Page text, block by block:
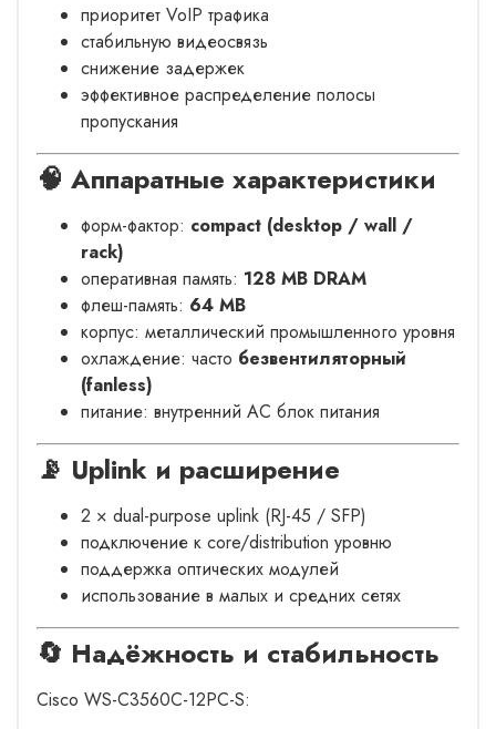
приоритет VoIP трафика
стабильную видеосвязь
снижение задержек
эффективное распределение полосы
пропускания
🧠 Аппаратные характеристики
форм-фактор: compact (desktop / wall /
rack)
оперативная память: 128 MB DRAM
флеш-память: 64 MB
корпус: металлический промышленного уровня
охлаждение: часто безвентиляторный
(fanless)
питание: внутренний AC блок питания
📡 Uplink и расширение
2 × dual-purpose uplink (RJ-45 / SFP)
подключение к core/distribution уровню
поддержка оптических модулей
использование в малых и средних сетях
🔄 Надёжность и стабильность
Cisco WS-C3560C-12PC-S: